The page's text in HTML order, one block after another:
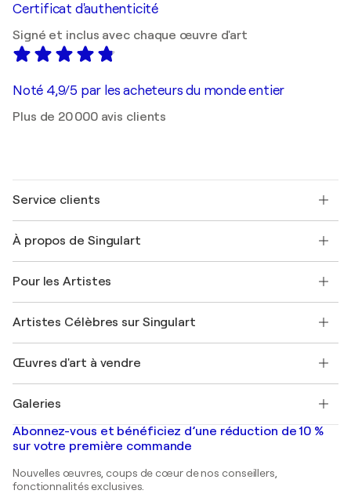
Certificat d'authenticité
Signé et inclus avec chaque œuvre d'art
Noté 4,9/5 par les acheteurs du monde entier
Plus de 20 000 avis clients
Service clients
Expédition
Offrir une carte cadeau
Rejoignez notre programme commercial
Mon compte
+33 1 76 44 06 42
À propos de Singulart
FAQ
Magazine Singulart
Emplois
Découvrez une sélection d'art original
Pour les Artistes
Se connecter en tant qu'Artiste
Artistes Célèbres sur Singulart
Marc Chagall
Banksy
Mr. Brainwash
Shepard Fairey
Œuvres d'art à vendre
Tableaux abstraits à vendre
Peintures de paysage
Estampes
Peintures acryliques
Galeries
Galeries d'art en France
Galeries d'art en Belgique
Abonnez-vous et bénéficiez d’une réduction de 10 %
sur votre première commande
Nouvelles œuvres, coups de cœur de nos conseillers,
fonctionnalités exclusives.